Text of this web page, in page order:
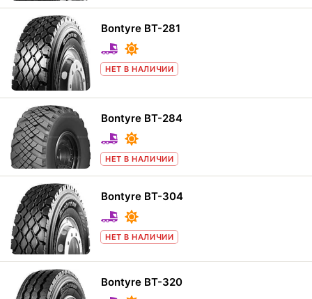
Bontyre BT-281
НЕТ В НАЛИЧИИ
Bontyre BT-284
НЕТ В НАЛИЧИИ
Bontyre BT-304
НЕТ В НАЛИЧИИ
Bontyre BT-320